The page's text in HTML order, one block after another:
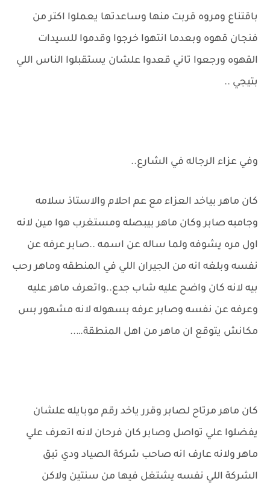
باقتناع ومروه قربت منها وساعدتها يعملوا اكتر من
فنجان قهوه وبعدما انتهوا خرجوا وقدموا للسيدات
القهوه ورجعوا تاني قعدوا علشان يستقبلوا الناس اللي
بتيجي ..
وفي عزاء الرجاله في الشارع..
كان ماهر بياخد العزاء مع عم احلام والاستاذ سلامه
وجامبه صابر وكان ماهر بيبصله ومستغرب هوا مين لانه
اول مره يشوفه ولما ساله عن اسمه ..صابر عرفه عن
نفسه وبلغه انه من الجيران اللي في المنطقه وماهر رحب
بيه لانه كان واضح عليه شاب جدع..واتعرف ماهر عليه
وعرفه عن نفسه وصابر عرفه بسهوله لانه مشهور بس
مكانش يتوقع ان ماهر من اهل المنطقة…..
كان ماهر مرتاح لصابر وقرر ياخد رقم موبايله علشان
يفضلوا علي تواصل وصابر كان فرحان لانه اتعرف علي
ماهر ولانه عارف انه صاحب شركة الصياد ودي تبق
الشركة اللي نفسه يشتغل فيها من سنتين ولاكن